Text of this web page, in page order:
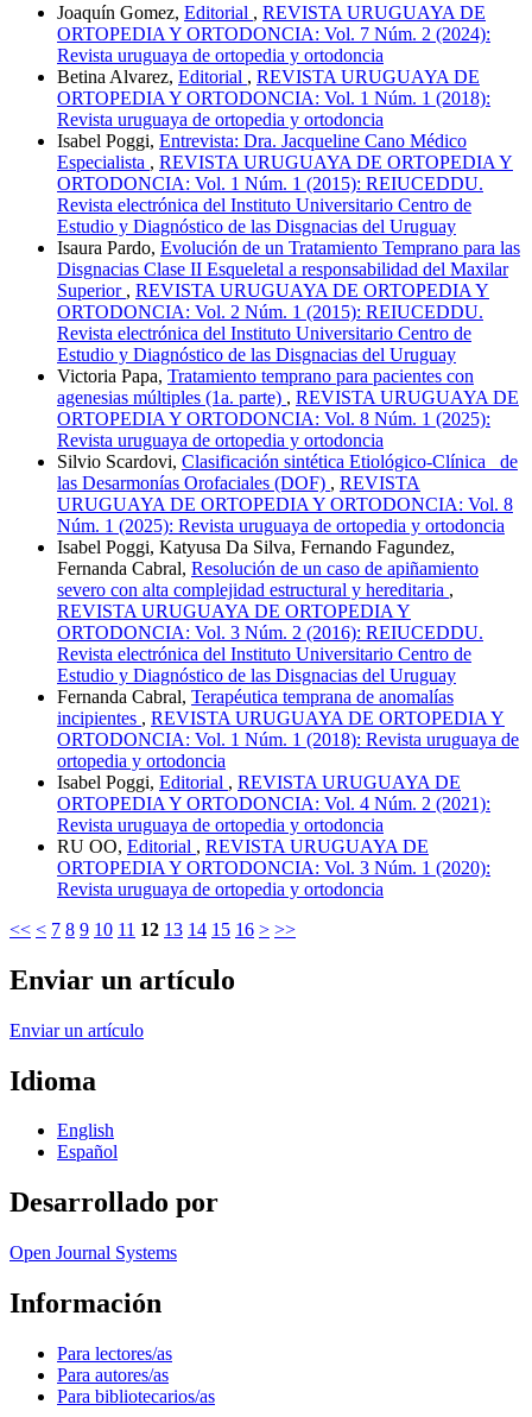
Joaquín Gomez, Editorial , REVISTA URUGUAYA DE
ORTOPEDIA Y ORTODONCIA: Vol. 7 Núm. 2 (2024):
Revista uruguaya de ortopedia y ortodoncia
Betina Alvarez, Editorial , REVISTA URUGUAYA DE
ORTOPEDIA Y ORTODONCIA: Vol. 1 Núm. 1 (2018):
Revista uruguaya de ortopedia y ortodoncia
Isabel Poggi, Entrevista: Dra. Jacqueline Cano Médico
Especialista , REVISTA URUGUAYA DE ORTOPEDIA Y
ORTODONCIA: Vol. 1 Núm. 1 (2015): REIUCEDDU.
Revista electrónica del Instituto Universitario Centro de
Estudio y Diagnóstico de las Disgnacias del Uruguay
Isaura Pardo, Evolución de un Tratamiento Temprano para las
Disgnacias Clase II Esqueletal a responsabilidad del Maxilar
Superior , REVISTA URUGUAYA DE ORTOPEDIA Y
ORTODONCIA: Vol. 2 Núm. 1 (2015): REIUCEDDU.
Revista electrónica del Instituto Universitario Centro de
Estudio y Diagnóstico de las Disgnacias del Uruguay
Victoria Papa, Tratamiento temprano para pacientes con
agenesias múltiples (1a. parte) , REVISTA URUGUAYA DE
ORTOPEDIA Y ORTODONCIA: Vol. 8 Núm. 1 (2025):
Revista uruguaya de ortopedia y ortodoncia
Silvio Scardovi, Clasificación sintética Etiológico-Clínica de
las Desarmonías Orofaciales (DOF) , REVISTA
URUGUAYA DE ORTOPEDIA Y ORTODONCIA: Vol. 8
Núm. 1 (2025): Revista uruguaya de ortopedia y ortodoncia
Isabel Poggi, Katyusa Da Silva, Fernando Fagundez,
Fernanda Cabral, Resolución de un caso de apiñamiento
severo con alta complejidad estructural y hereditaria ,
REVISTA URUGUAYA DE ORTOPEDIA Y
ORTODONCIA: Vol. 3 Núm. 2 (2016): REIUCEDDU.
Revista electrónica del Instituto Universitario Centro de
Estudio y Diagnóstico de las Disgnacias del Uruguay
Fernanda Cabral, Terapéutica temprana de anomalías
incipientes , REVISTA URUGUAYA DE ORTOPEDIA Y
ORTODONCIA: Vol. 1 Núm. 1 (2018): Revista uruguaya de
ortopedia y ortodoncia
Isabel Poggi, Editorial , REVISTA URUGUAYA DE
ORTOPEDIA Y ORTODONCIA: Vol. 4 Núm. 2 (2021):
Revista uruguaya de ortopedia y ortodoncia
RU OO, Editorial , REVISTA URUGUAYA DE
ORTOPEDIA Y ORTODONCIA: Vol. 3 Núm. 1 (2020):
Revista uruguaya de ortopedia y ortodoncia
<< < 7 8 9 10 11 12 13 14 15 16 > >>
Enviar un artículo
Enviar un artículo
Idioma
English
Español
Desarrollado por
Open Journal Systems
Información
Para lectores/as
Para autores/as
Para bibliotecarios/as